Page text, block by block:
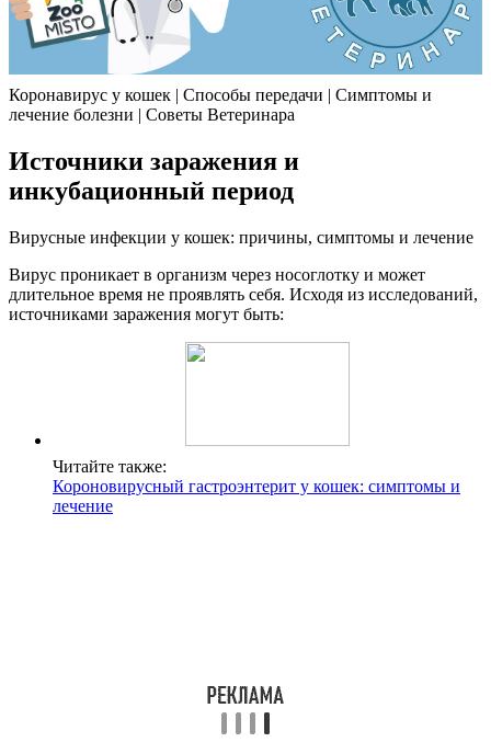
Коронавирус у кошек | Способы передачи | Симптомы и
лечение болезни | Советы Ветеринара
Источники заражения и
инкубационный период
Вирусные инфекции у кошек: причины, симптомы и лечение
Вирус проникает в организм через носоглотку и может
длительное время не проявлять себя. Исходя из исследований,
источниками заражения могут быть:
Читайте также:
Короновирусный гастроэнтерит у кошек: симптомы и
лечение